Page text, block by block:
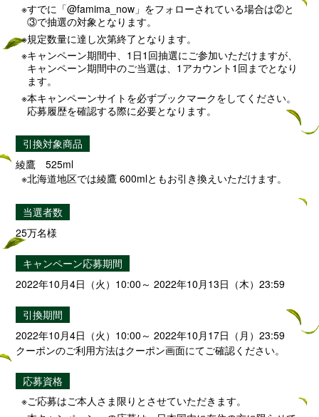
すでに「@famima_now」をフォローされている場合は②と
③で抽選の対象となります。
規定数量に達し次第終了となります。
キャンペーン期間中、1日1回抽選にご参加いただけますが、
キャンペーン期間中のご当選は、1アカウント1回までとなり
ます。
本キャンペーンサイトを必ずブックマークをしてください。
応募履歴を確認する際に必要となります。
引換対象商品
綾鷹 525ml
北海道地区では綾鷹 600mlともお引き換えいただけます。
当選者数
25万名様
キャンペーン応募期間
2022年10月4日（火）10:00～ 2022年10月13日（木）23:59
引換期間
2022年10月4日（火）10:00～ 2022年10月17日（月）23:59
クーポンのご利用方法はクーポン画面にてご確認ください。
応募資格
ご応募はご本人さま限りとさせていただきます。